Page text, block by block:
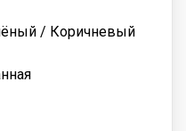
/ Коричневый